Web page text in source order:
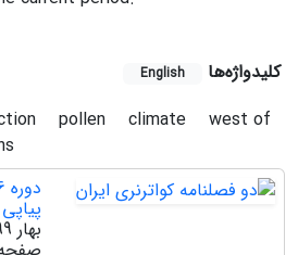
کلیدواژه‌ها English
pollen climate
west of
پیاپی 21
بهار 1399